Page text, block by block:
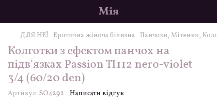
Мія
ДЛЯ НЕЇ Еротична жіноча білизна Панчохи, Мітенки,
Колготки з ефектом панчох на
підв'язках Passion TI112 nero-violet
3/4 (60/20 den)
Артикул: SO4292 Написати відгук